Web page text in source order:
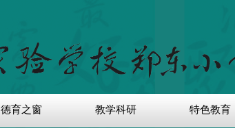
德育之窗 教学科研 特色教育